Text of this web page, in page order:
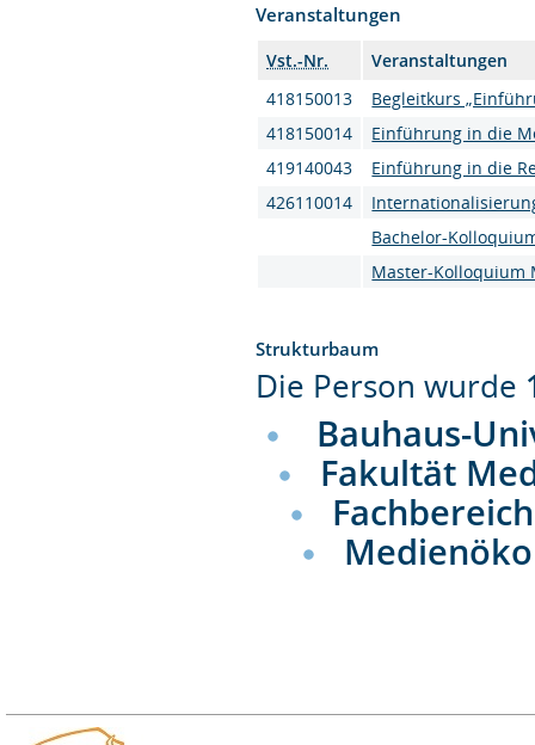
Veranstaltungen
Vst.-Nr.
Veranstaltungen
418150013
Begleitkurs
418150014
Einführung in die
419140043
Einführung in die
426110014
Bachelor-
Master-Kolloquium
Strukturbaum
Die Person wurde
Bauhaus-
Fakultät